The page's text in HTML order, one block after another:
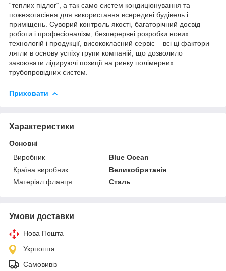
“теплих підлог“, а так само систем кондиціонування та
пожежогасіння для використання всередині будівель і
приміщень. Суворий контроль якості, багаторічний досвід
роботи і професіоналізм, безперервні розробки нових
технологій і продукції, висококласний сервіс – всі ці фактори
лягли в основу успіху групи компаній, що дозволило
завоювати лідируючі позиції на ринку полімерних
трубопровідних систем.
Приховати
Характеристики
Основні
Виробник
Blue Ocean
Країна виробник
Великобританія
Матеріал фланця
Сталь
Умови доставки
Нова Пошта
Укрпошта
Самовивіз